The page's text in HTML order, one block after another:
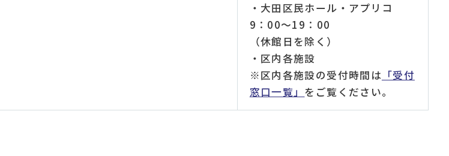
・大田区民ホール・アプリコ
9：00～19：00
（休館日を除く）
・区内各施設
※区内各施設の受付時間は 「受付
窓口一覧」 をご覧ください。